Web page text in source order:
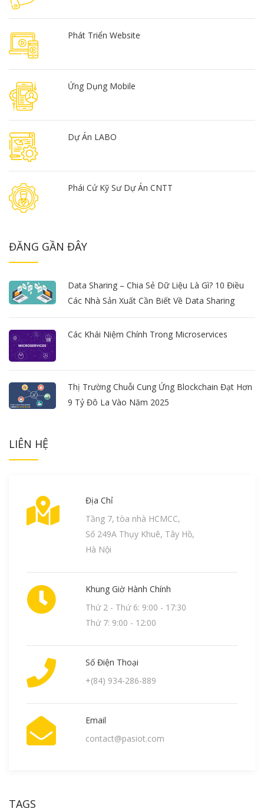
Phát Triển Website
Ứng Dụng Mobile
Dự Án LABO
Phái Cử Kỹ Sư Dự Án CNTT
ĐĂNG GẦN ĐÂY
Data Sharing – Chia Sẻ Dữ Liệu Là Gì? 10 Điều
Các Nhà Sản Xuất Cần Biết Về Data Sharing
Các Khái Niệm Chính Trong Microservices
Thị Trường Chuỗi Cung Ứng Blockchain Đạt Hơn
9 Tỷ Đô La Vào Năm 2025
LIÊN HỆ
Địa Chỉ
Tầng 7, tòa nhà HCMCC,
Số 249A Thụy Khuê, Tây Hồ,
Hà Nội
Khung Giờ Hành Chính
Thứ 2 - Thứ 6: 9:00 - 17:30
Thứ 7: 9:00 - 12:00
Số Điện Thoại
+(84) 934-286-889
Email
contact@pasiot.com
TAGS